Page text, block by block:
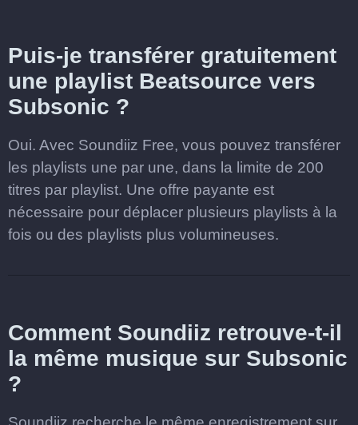
Puis-je transférer gratuitement
une playlist Beatsource vers
Subsonic ?
Oui. Avec Soundiiz Free, vous pouvez transférer
les playlists une par une, dans la limite de 200
titres par playlist. Une offre payante est
nécessaire pour déplacer plusieurs playlists à la
fois ou des playlists plus volumineuses.
Comment Soundiiz retrouve-t-il
la même musique sur Subsonic
?